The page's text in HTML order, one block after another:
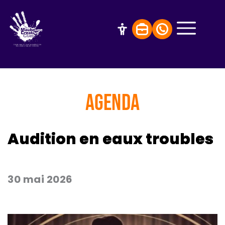
AGENDA
Audition en eaux troubles
30 mai 2026